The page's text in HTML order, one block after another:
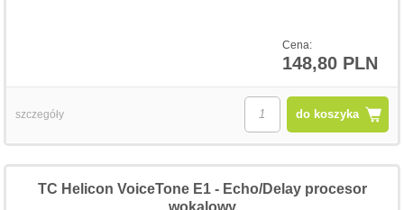
Cena:
148,80 PLN
do koszyka
szczegóły
TC Helicon VoiceTone E1 - Echo/Delay procesor
wokalowy